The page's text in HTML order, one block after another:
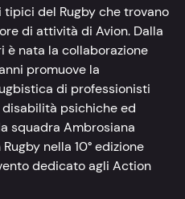
del Rugby che trovano
di attività di Avion. Dalla
è nata la collaborazione
promuove la
di professionisti
psichiche ed
squadra Ambrosiana
nella 10° edizione
dedicato agli Action